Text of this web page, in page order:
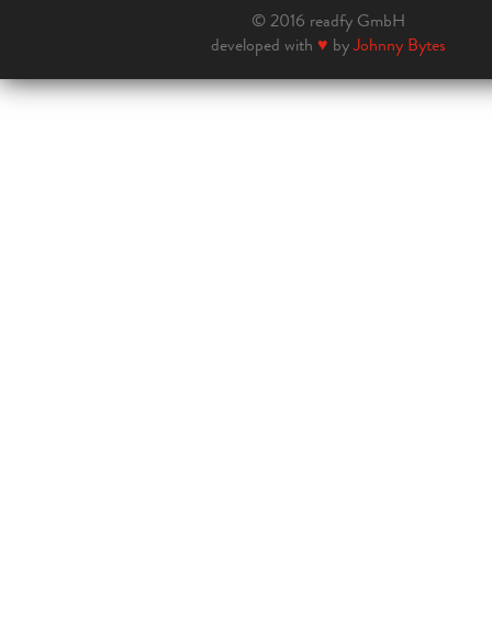
© 2016 readfy GmbH
developed with ♥ byJohnny Bytes